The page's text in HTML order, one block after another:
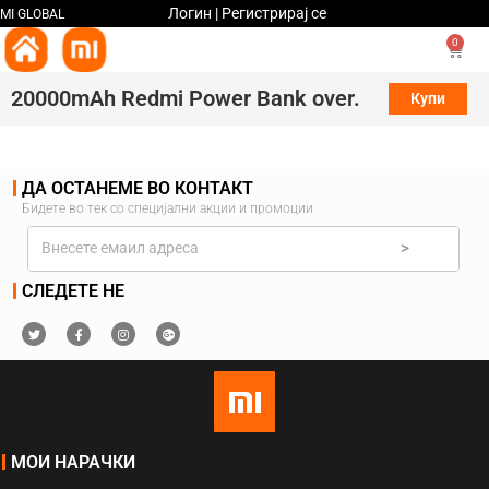
MI GLOBAL Логин | Регистрирај се
0
20000mAh Redmi Power Bank over. Купи
ДА ОСТАНЕМЕ ВО КОНТАКТ
Бидете во тек со специјални акции и промоции
>
СЛЕДЕТЕ НЕ
МОИ НАРАЧКИ